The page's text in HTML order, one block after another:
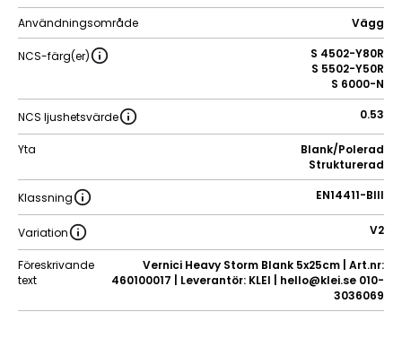
Användningsområde
Vägg
NCS-färg(er)
S 4502-Y80R
S 5502-Y50R
S 6000-N
NCS ljushetsvärde 0.53
Yta
Blank/Polerad
Strukturerad
Klassning EN14411-BIII
Variation V2
Föreskrivande
text
Vernici Heavy Storm Blank 5x25cm | Art.nr:
460100017 | Leverantör: KLEI | hello@klei.se 010-
3036069